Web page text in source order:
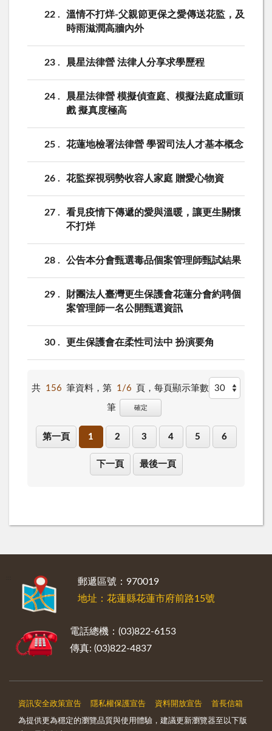
22
溫情不打烊-父親節更保之愛傳送花監，及
時雨滋潤高牆內外
23 晨星法律營 法律人分享求學歷程
24
晨星法律營 模擬偵查庭、模擬法庭成重頭
戲 擬真度極高
25 花蓮地檢署法律營 學習司法人才基本概念
26 花監探視弱勢收容人家庭 贈愛心物資
27
看見疫情下傳遞的愛與溫暖，讓更生關懷
不打烊
28 公告本分會甄選毒品個案管理師甄試結果
29
財團法人臺灣更生保護會花蓮分會約聘個
案管理師一名公開甄選資訊
30 更生保護會在柔性司法中 扮演要角
共 156 筆資料，第 1/6 頁，每頁顯示筆數
筆 確定
第一頁 1 2 3 4 5 6
下一頁 最後一頁
郵遞區號：970019
地址：花蓮縣花蓮市府前路15號
電話總機：(03)822-6153
傳真: (03)822-4837
資訊安全政策宣告 隱私權保護宣告 資料開放宣告 首長信箱
為提供更為穩定的瀏覽品質與使用體驗，建議更新瀏覽器至以下版